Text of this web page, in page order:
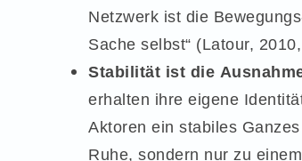
Netzwerk ist die
Sache selbst“ (Latour,
Stabilität ist die
erhalten ihre eigene
Aktoren ein stabiles
Ruhe, sondern nur zu